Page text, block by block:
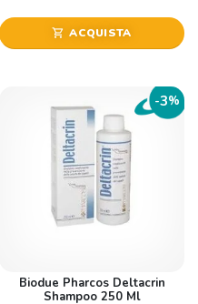
shopping_cart ACQUISTA
-3%
Biodue Pharcos Deltacrin
Shampoo 250 Ml